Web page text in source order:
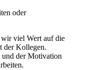
oder
viel Wert auf die
der Kollegen.
der Moti­va­tion